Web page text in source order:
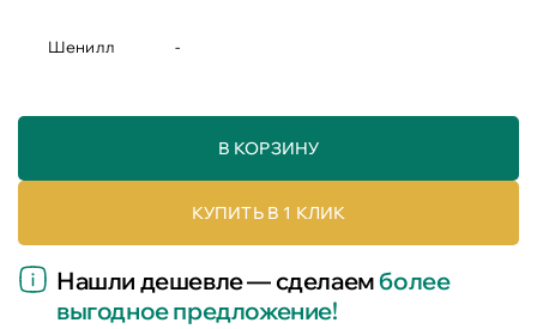
Шенилл -
В КОРЗИНУ
КУПИТЬ В 1 КЛИК
Нашли дешевле — сделаемболее
выгодное предложение!